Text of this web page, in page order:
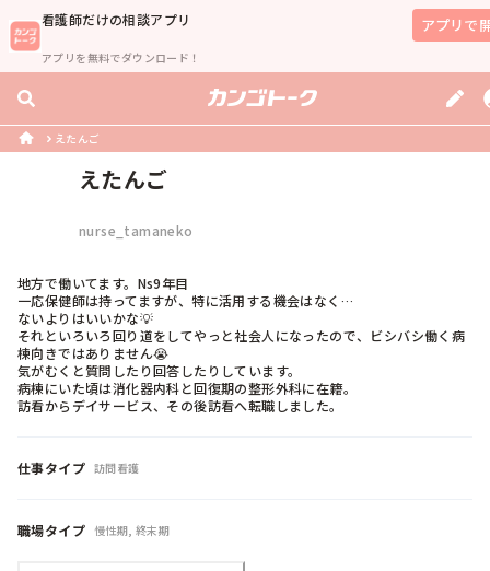
看護師だけの相談アプリ
アプリを無料でダウンロード！
アプリで
えたんご
えたんご
nurse_tamaneko
地方で働いてます。Ns9年目
一応保健師は持ってますが、特に活用する機会はなく…
ないよりはいいかな💡
それといろいろ回り道をしてやっと社会人になったので、ビシバシ働く病
棟向きではありません😭
気がむくと質問したり回答したりしています。
病棟にいた頃は消化器内科と回復期の整形外科に在籍。
訪看からデイサービス、その後訪看へ転職しました。
仕事タイプ 訪問看護
職場タイプ 慢性期, 終末期